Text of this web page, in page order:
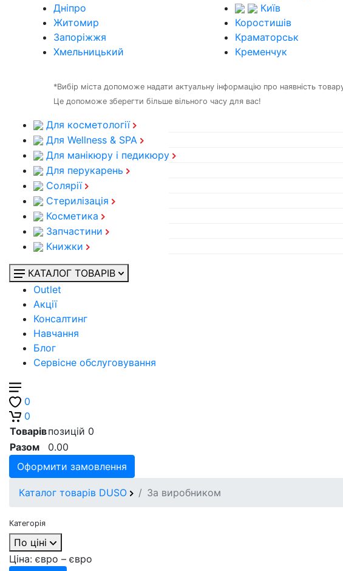
Дніпро
Житомир
Запоріжжя
Хмельницький
Київ
Коростишів
Краматорськ
Кременчук
*Вибір міста допоможе надати актуальну інформацію про наявність
Це допоможе зберегти більше вільного часу для вас!
Для косметології
Для Wellness & SPA
Для манікюру і педикюру
Для перукарень
Солярії
Стерилізація
Косметика
Запчастини
Книжки
КАТАЛОГ ТОВАРІВ
Outlet
Акції
Консалтинг
Навчання
Блог
Сервісне обслуговування
0
0
Товарівпозицій 0
Разом
0.00
Оформити замовлення
Каталог товарів DUSO За виробником
Категорія
По ціні
Ціна: євро – євро